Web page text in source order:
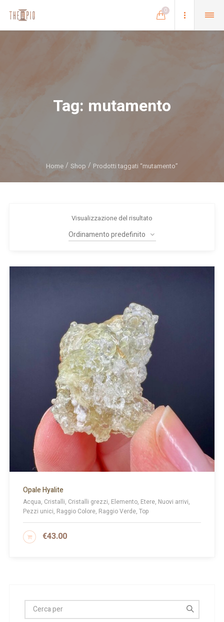
0
Tag: mutamento
Home Shop Prodotti taggati “mutamento”
Visualizzazione del risultato
Opale Hyalite
Acqua, Cristalli, Cristalli grezzi, Elemento, Etere, Nuovi arrivi,
Pezzi unici, Raggio Colore, Raggio Verde, Top
€43.00
AGGIUNGI AL CARRELLO